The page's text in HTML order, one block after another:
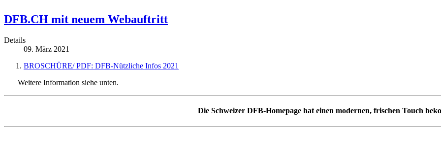
DFB.CH mit neuem Webauftritt
Details
09. März 2021
BROSCHÜRE/ PDF: DFB-Nützliche Infos 2021
Weitere Information siehe unten.
Die Schweizer DFB-Homepage hat einen modernen, frischen Touch